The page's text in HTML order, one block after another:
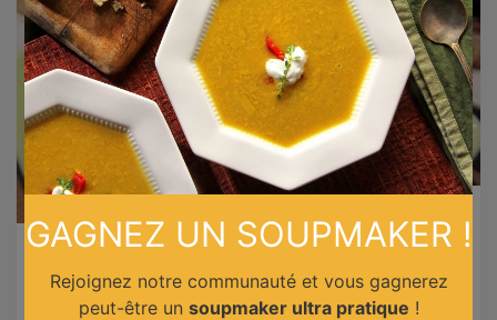
cannelle
GAGNEZ UN SOUPMAKER !
Rejoignez notre communauté et vous gagnerez
peut-être un soupmaker ultra pratique !